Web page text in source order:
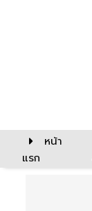
หน้า
แรก